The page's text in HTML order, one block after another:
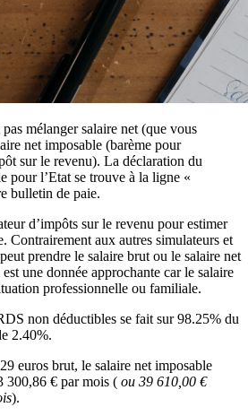
mélanger salaire net (que vous
net imposable (barème pour
sur le revenu). La déclaration du
pour l’Etat se trouve à la ligne «
bulletin de paie.
d’impôts sur le revenu pour estimer
Contrairement aux autres simulateurs et
prendre le salaire brut ou le salaire net
une donnée approchante car le salaire
professionnelle ou familiale.
non déductibles se fait sur 98.25% du
2.40%.
euros brut, le salaire net imposable
300,86 € par mois ( ou 39 610,00 €
).